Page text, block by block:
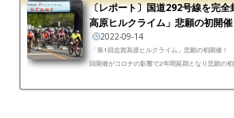
〔レポート〕国道292号線を完全
高原ヒルクライム」悲願の初開催
2022-09-14
「第1回志賀高原ヒルクライム」悲願の初開催
回開催がコロナの影響で2年間延期となり悲願の初